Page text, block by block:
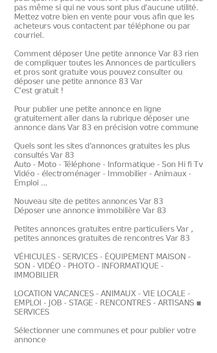
pas même si qui ne vous sont plus d'aucune utilité.
Mettez votre bien en vente pour vous afin que les
acheteurs vous contactent par téléphone ou par
courriel.
Comment déposer Une petite annonce Var 83 rien
de compliquer toutes les Annonces de particuliers
et pros sont gratuite vous pouvez consulter ou
déposer une petite annonce 83 Var
C’est gratuit !
Pour publier une petite annonce en ligne
gratuitement aller dans la rubrique déposer une
annonce dans Var 83 en précision votre commune
Quels sont les sites d'annonces gratuites les plus
consultés Var 83
Auto - Moto - Téléphone - Informatique - Son Hi fi Tv
Vidéo - électroménager - Immobilier - Animaux -
Emploi ...
Nouveau site de petites annonces Var 83
Déposer une annonce immobilière Var 83
Petites annonces gratuites entre particuliers Var ,
petites annonces gratuites de rencontres Var 83
VÉHICULES - SERVICES - ÉQUIPEMENT MAISON -
SON - VIDÉO - PHOTO - INFORMATIQUE -
IMMOBILIER
LOCATION VACANCES - ANIMAUX - VIE LOCALE -
EMPLOI - JOB - STAGE - RENCONTRES - ARTISANS ▪
SERVICES
Sélectionner une communes et pour publier votre
annonce